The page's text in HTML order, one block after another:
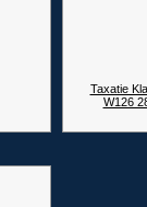
Taxatie
W126